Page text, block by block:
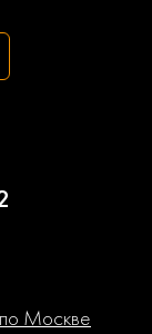
по Москве